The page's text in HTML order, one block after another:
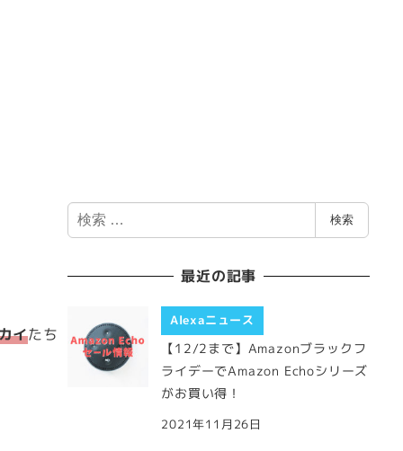
イたち
検
索
検索
最近の記事
Alexaニュース
【12/2まで】Amazonブラックフ
ライデーでAmazon Echoシリーズ
がお買い得！
2021年11月26日